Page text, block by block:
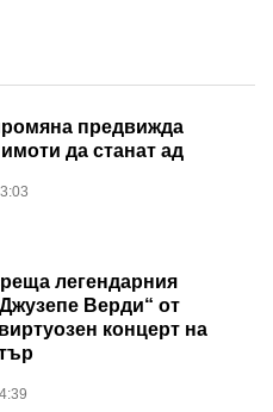
предвижда
да станат ад
легендарния
Верди“ от
концерт на